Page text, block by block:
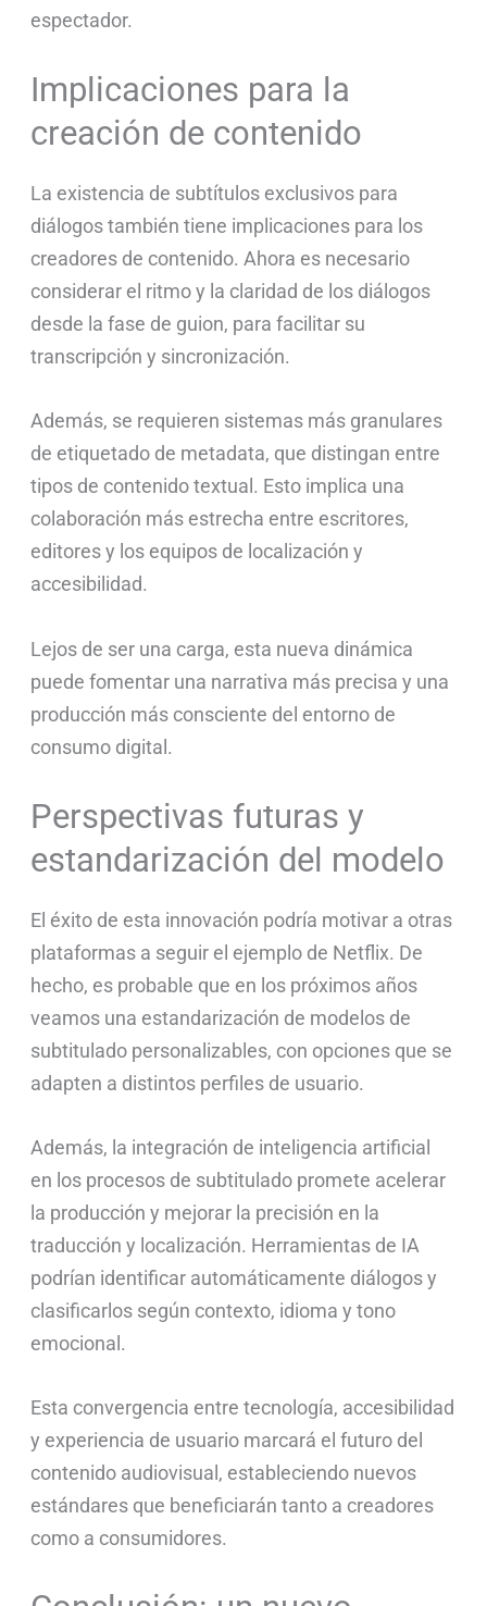
espectador.
Implicaciones para la
creación de contenido
La existencia de subtítulos exclusivos para
diálogos también tiene implicaciones para los
creadores de contenido. Ahora es necesario
considerar el ritmo y la claridad de los diálogos
desde la fase de guion, para facilitar su
transcripción y sincronización.
Además, se requieren sistemas más granulares
de etiquetado de metadata, que distingan entre
tipos de contenido textual. Esto implica una
colaboración más estrecha entre escritores,
editores y los equipos de localización y
accesibilidad.
Lejos de ser una carga, esta nueva dinámica
puede fomentar una narrativa más precisa y una
producción más consciente del entorno de
consumo digital.
Perspectivas futuras y
estandarización del modelo
El éxito de esta innovación podría motivar a otras
plataformas a seguir el ejemplo de Netflix. De
hecho, es probable que en los próximos años
veamos una estandarización de modelos de
subtitulado personalizables, con opciones que se
adapten a distintos perfiles de usuario.
Además, la integración de inteligencia artificial
en los procesos de subtitulado promete acelerar
la producción y mejorar la precisión en la
traducción y localización. Herramientas de IA
podrían identificar automáticamente diálogos y
clasificarlos según contexto, idioma y tono
emocional.
Esta convergencia entre tecnología, accesibilidad
y experiencia de usuario marcará el futuro del
contenido audiovisual, estableciendo nuevos
estándares que beneficiarán tanto a creadores
como a consumidores.